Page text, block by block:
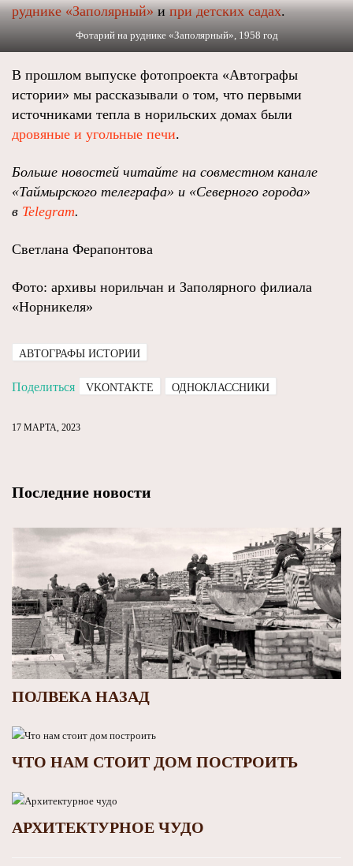
руднике «Заполярный»ипри детских садах.
Фотарий на руднике «Заполярный», 1958 год
В прошлом выпуске фотопроекта «Автографы
истории» мы рассказывали о том, что первыми
источниками тепла в норильских домах были
дровяные и угольные печи.
Больше новостей читайте на совместном канале
«Таймырского телеграфа» и «Северного города»
в Telegram.
Светлана Ферапонтова
Фото: архивы норильчан и Заполярного филиала
«Норникеля»
АВТОГРАФЫ ИСТОРИИ
Поделиться VKONTAKTE ОДНОКЛАССНИКИ
17 МАРТА, 2023
Последние новости
ПОЛВЕКА НАЗАД
ЧТО НАМ СТОИТ ДОМ ПОСТРОИТЬ
АРХИТЕКТУРНОЕ ЧУДО